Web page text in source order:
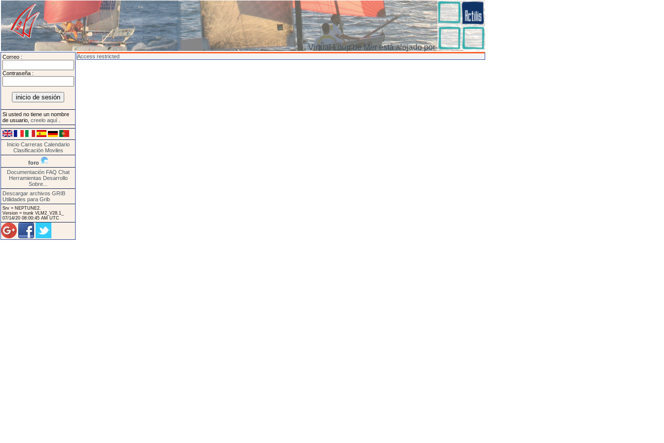
Virtual Loup de Mer está alojado por
Correo :
Contraseña :
Si usted no tiene un nombre
de usuario, creelo aquí
Inicio Carreras Calendario
Clasificación Moviles
foro
Documentación FAQ Chat
Herramientas Desarrollo
Sobre...
Descargar archivos GRIB
Utilidades para Grib
Srv = NEPTUNE2.
Version = trunk VLM2_V28.1_
07/14/20 08:00:45 AM UTC
Access restricted